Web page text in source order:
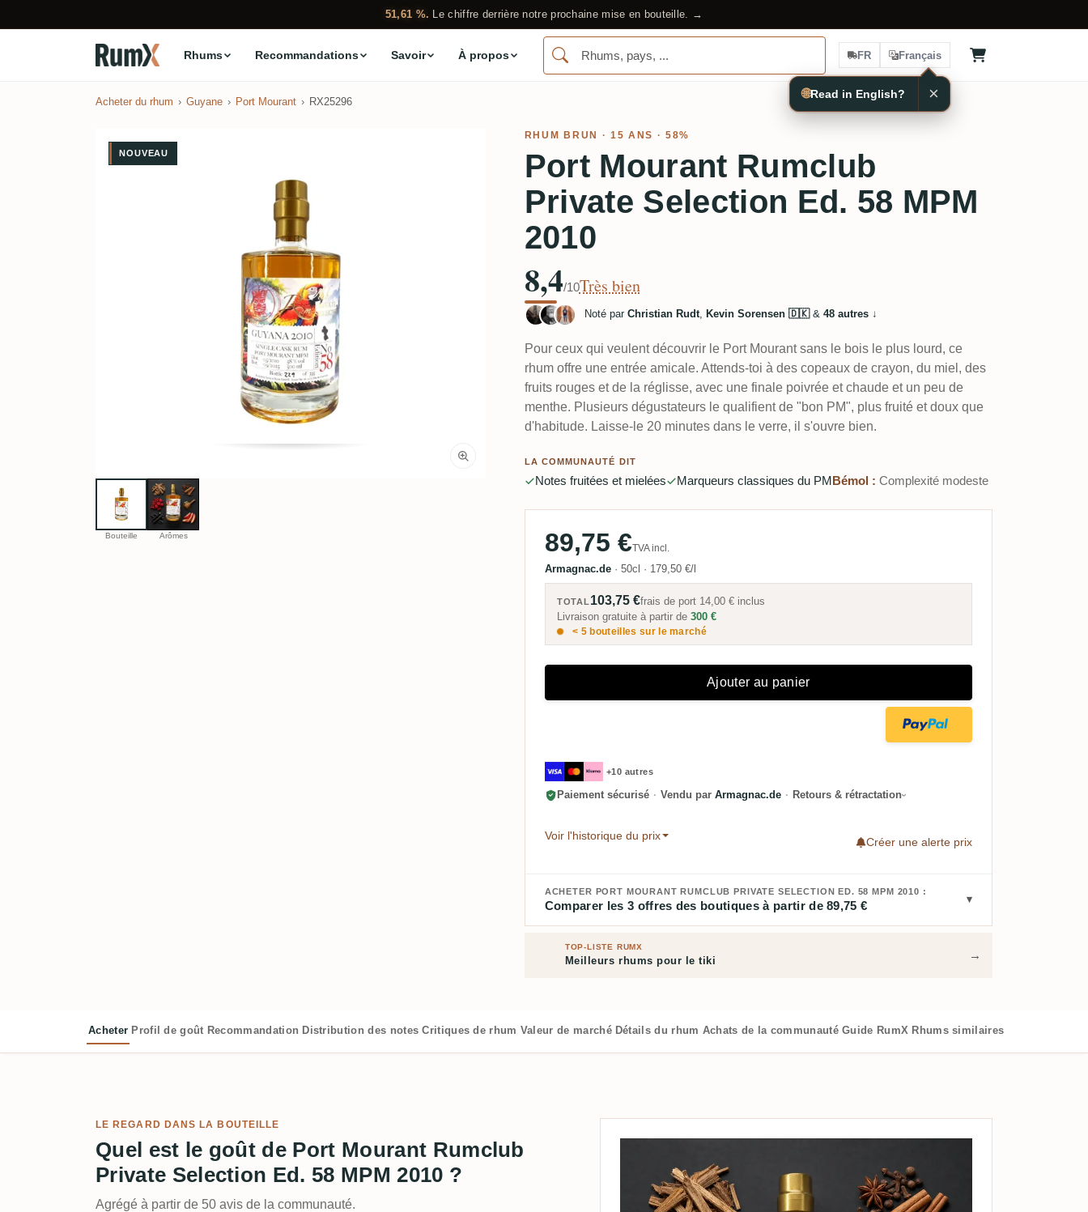
51,61 %. Le chiffre derrière notre prochaine mise en bouteille. →
Rhums Recommandations Savoir À propos FR Français
Acheter du rhum Guyane Port Mourant RX25296
NOUVEAU
Bouteille Arômes
RHUM BRUN · 15 ANS · 58%
Port Mourant Rumclub
Private Selection Ed. 58 MPM
2010
8,4/10Très bien
Noté par Christian Rudt, Kevin Sorensen 🇩🇰& 48 autres↓
Pour ceux qui veulent découvrir le Port Mourant sans le bois le plus lourd, ce
rhum offre une entrée amicale. Attends-toi à des copeaux de crayon, du miel, des
fruits rouges et de la réglisse, avec une finale poivrée et chaude et un peu de
menthe. Plusieurs dégustateurs le qualifient de "bon PM", plus fruité et doux que
d'habitude. Laisse-le 20 minutes dans le verre, il s'ouvre bien.
LA COMMUNAUTÉ DIT
Notes fruitées et mielées Marqueurs classiques du PM Bémol : Complexité modeste
89,75 €TVA incl.
Armagnac.de · 50cl · 179,50 €/l
TOTAL103,75 €frais de port 14,00 € inclus
Livraison gratuite à partir de 300 €
< 5 bouteilles sur le marché
Ajouter au panier
+10 autres
Paiement sécurisé · Vendu par Armagnac.de · Retours & rétractation
Voir l'historique du prix
Créer une alerte prix
ACHETER PORT MOURANT RUMCLUB PRIVATE SELECTION ED. 58 MPM 2010 :
Comparer les 3 offres des boutiques à partir de 89,75 €
TOP-LISTE RUMX
Meilleurs rhums pour le tiki →
Acheter Profil de goût Recommandation Distribution des notes Critiques de rhum Valeur de marché Détails du rhum Achats de la communauté Guide RumX Rhums similaires
LE REGARD DANS LA BOUTEILLE
Quel est le goût de Port Mourant Rumclub
Private Selection Ed. 58 MPM 2010 ?
Agrégé à partir de 50 avis de la communauté.
🌐Read in English? ×